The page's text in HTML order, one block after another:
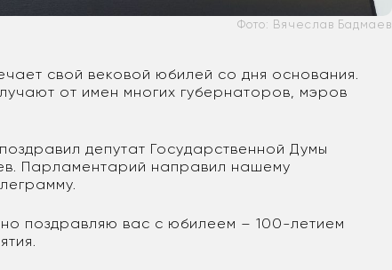
Фото: Вячеслав Бадмаев
свой вековой юбилей со дня основания.
от имен многих губернаторов, мэров
депутат Государственной Думы
Парламентарий направил нашему
поздравляю вас с юбилеем – 100-летием